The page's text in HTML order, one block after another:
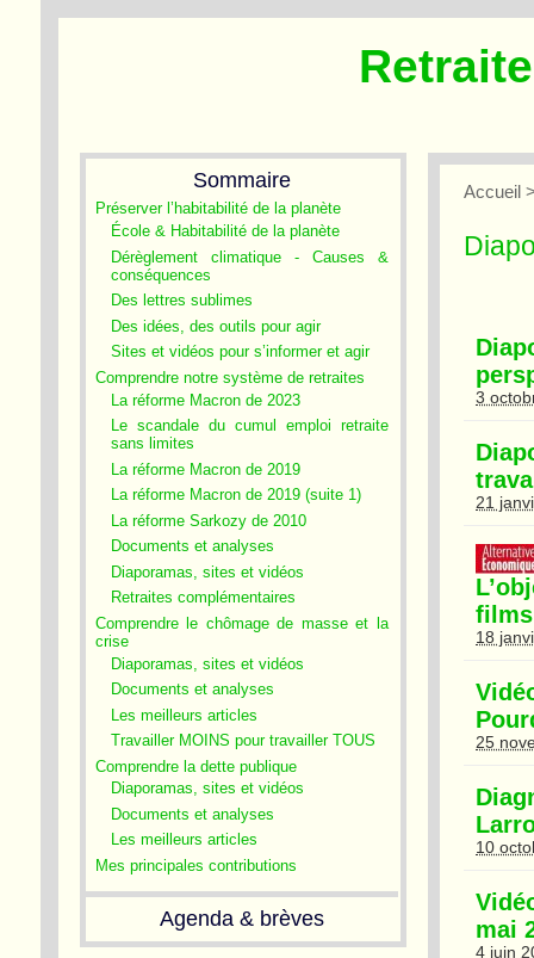
Sommaire
Préserver l’habitabilité de la planète
École & Habitabilité de la planète
Dérèglement climatique - Causes &
conséquences
Des lettres sublimes
Des idées, des outils pour agir
Sites et vidéos pour s’informer et agir
Comprendre notre système de retraites
La réforme Macron de 2023
Le scandale du cumul emploi retraite
sans limites
La réforme Macron de 2019
La réforme Macron de 2019 (suite 1)
La réforme Sarkozy de 2010
Documents et analyses
Diaporamas, sites et vidéos
Retraites complémentaires
Comprendre le chômage de masse et la
crise
Diaporamas, sites et vidéos
Documents et analyses
Les meilleurs articles
Travailler MOINS pour travailler TOUS
Comprendre la dette publique
Diaporamas, sites et vidéos
Documents et analyses
Les meilleurs articles
Mes principales contributions
Agenda & brèves
Accueil
3
21
18
25
10
mai
4 juin